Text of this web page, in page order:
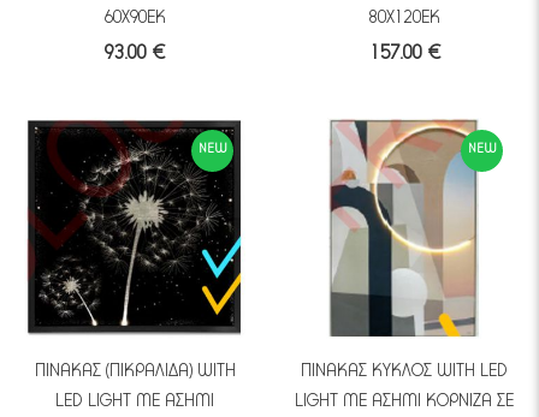
60Χ90ΕΚ
93.00 €
80Χ120ΕΚ
157.00 €
NEW
ΠΙΝΑΚΑΣ (ΠΙΚΡΑΛΙΔΑ) WITH
LED LIGHT ΜΕ ΑΣΗΜΙ
NEW
ΠΙΝΑΚΑΣ ΚΥΚΛΟΣ WITH LED
LIGHT ΜΕ ΑΣΗΜΙ ΚΟΡΝΙΖΑ ΣΕ